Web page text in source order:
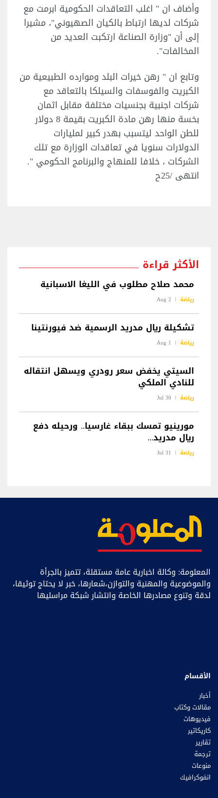
وأضاف ان " اغلب التعاقدات الحكومية ابرمت مع
شركات لديها ارتباط بالكيان الصهيوني"، مشيرا
إلى أن "وزارة الصناعة ارتكبت العديد من
المخالفات".
وتابع ان " رهن خيرات البلد وموارده الطبيعية من
الكبريت والفوسفات والسيلكا بالتعاقد مع
شركات اجنبية بجنسيات مختلفة مقابل اثمان
بخسة منها رهن مادة الكبريت بقيمة 8 دولار
للطن الواحد ليتسبب بهدر كبير لمليارات
الدولارات سنويا في تعاقدات الوزارة مع تلك
الشركات ، خلافا للمنهاج والبرنامج الحكومي ".
انتهى /25ح
الأكثر قراءة
محمد صلاح مطلوب في الليغا الاسبانية
رياضة 2 Aug
تشكيلة ريال مدريد الرسمية ضد فيورنتينا
رياضة 1 Aug
السيتي يخفض سعر رودري ويسهل انتقاله
للنادي الملكي
رياضة 30 Jul
مورينيو تمسك ببقاء غارسيا.. ورحيله دفع
ريال مدريد...
رياضة 31 Jul
المعلومة: وكالة اخبارية عامة مستقلة، تتميز بالجرأة
والموضوعية والمهنية والتوازن،شعارها، خبر ﻻ يحتاج توثيقا،
لدقة وتنوع مصادرها الخاصة وانتشار شبكة مراسليها
الأقسام
أخبار
مقالات وكتاب
فيديوهات
كاريكاتير
تقارير
ترجمة
منوعات
انفوكرافيك